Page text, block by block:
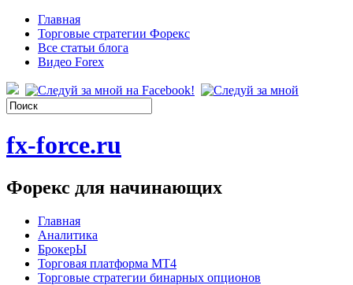
Главная
Торговые стратегии Форекс
Все статьи блога
Видео Forex
fx-force.ru
Форекс для начинающих
Главная
Аналитика
БрокерЫ
Торговая платформа МТ4
Торговые стратегии бинарных опционов